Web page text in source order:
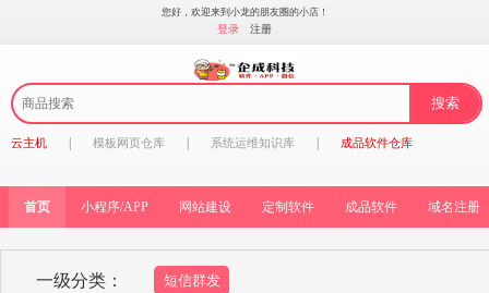
您好，欢迎来到小龙的朋友圈的小店！
登录 注册
云主机 模板网页仓库 系统运维知识库 成品软件仓库
首页 小程序/APP 网站建设 定制软件 成品软件 域名注册
一级分类： 短信群发